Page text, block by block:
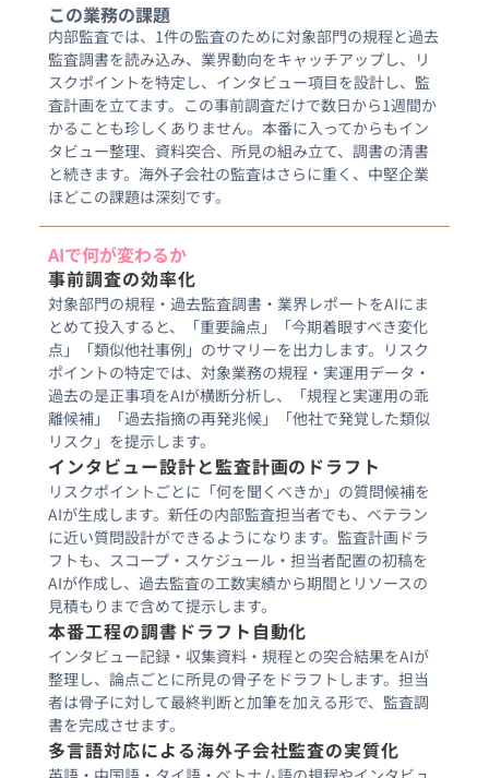
この業務の課題
内部監査では、1件の監査のために対象部門の規程と過去
監査調書を読み込み、業界動向をキャッチアップし、リ
スクポイントを特定し、インタビュー項目を設計し、監
査計画を立てます。この事前調査だけで数日から1週間か
かることも珍しくありません。本番に入ってからもイン
タビュー整理、資料突合、所見の組み立て、調書の清書
と続きます。海外子会社の監査はさらに重く、中堅企業
ほどこの課題は深刻です。
AIで何が変わるか
事前調査の効率化
対象部門の規程・過去監査調書・業界レポートをAIにま
とめて投入すると、「重要論点」「今期着眼すべき変化
点」「類似他社事例」のサマリーを出力します。リスク
ポイントの特定では、対象業務の規程・実運用データ・
過去の是正事項をAIが横断分析し、「規程と実運用の乖
離候補」「過去指摘の再発兆候」「他社で発覚した類似
リスク」を提示します。
インタビュー設計と監査計画のドラフト
リスクポイントごとに「何を聞くべきか」の質問候補を
AIが生成します。新任の内部監査担当者でも、ベテラン
に近い質問設計ができるようになります。監査計画ドラ
フトも、スコープ・スケジュール・担当者配置の初稿を
AIが作成し、過去監査の工数実績から期間とリソースの
見積もりまで含めて提示します。
本番工程の調書ドラフト自動化
インタビュー記録・収集資料・規程との突合結果をAIが
整理し、論点ごとに所見の骨子をドラフトします。担当
者は骨子に対して最終判断と加筆を加える形で、監査調
書を完成させます。
多言語対応による海外子会社監査の実質化